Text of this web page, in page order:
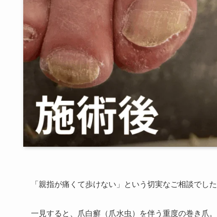
「親指が痛くて歩けない」という切実なご相談でし
一見すると、爪白癬（爪水虫）を伴う重度の巻き爪。